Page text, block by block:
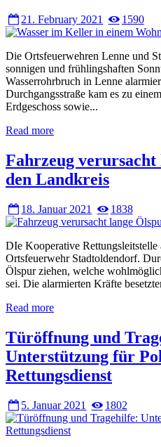
21. February 2021 1590
Die Ortsfeuerwehren Lenne und
sonnigen und frühlingshaften
Wasserrohrbruch in Lenne
Durchgangsstraße kam es zu
Erdgeschoss sowie...
Read more
Fahrzeug
den Landkreis
18. Januar 2021 1838
DIe Kooperative
Ortsfeuerwehr Stadtoldendorf.
Ölspur ziehen, welche
sei. Die alarmierten Kräfte
Read more
Türöffnung und
Unterstützung für
Rettungsdienst
5. Januar 2021 1802